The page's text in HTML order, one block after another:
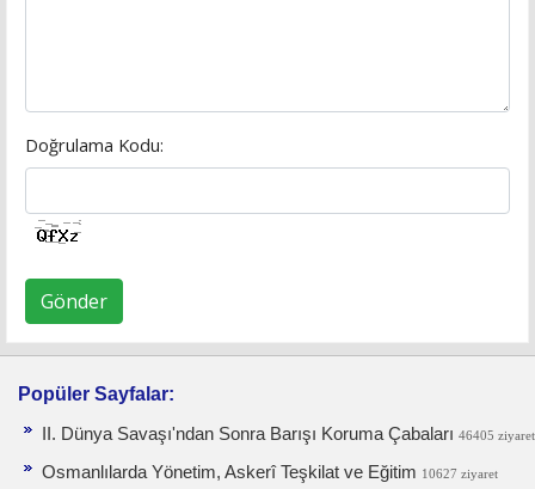
Doğrulama Kodu:
Gönder
Popüler Sayfalar:
II. Dünya Savaşı'ndan Sonra Barışı Koruma Ça­baları 46405 ziyaret
Osmanlılarda Yönetim, Askerî Teşkilat ve Eğitim 10627 ziyaret